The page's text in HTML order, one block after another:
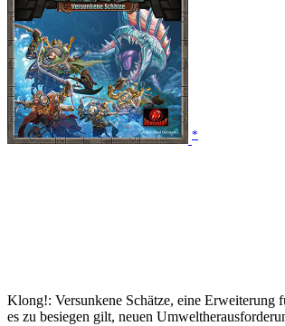
*
Klong!: Versunkene Schätze, eine Erweiterung
es zu besiegen gilt, neuen